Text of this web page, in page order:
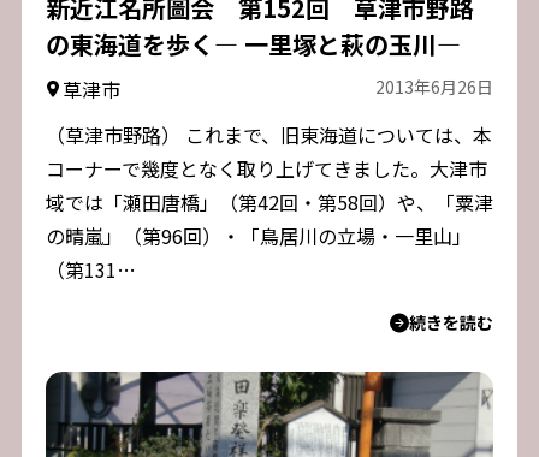
新近江名所圖会 第152回 草津市野路
の東海道を歩く― 一里塚と萩の玉川―
草津市 2013年6月26日
（草津市野路） これまで、旧東海道については、本
コーナーで幾度となく取り上げてきました。大津市
域では「瀬田唐橋」（第42回・第58回）や、「粟津
の晴嵐」（第96回）・「鳥居川の立場・一里山」
（第131…
続きを読む